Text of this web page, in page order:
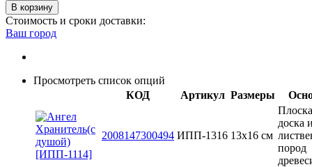
В корзину
Стоимость и сроки доставки:
Ваш город
Просмотреть список опций
КОД
Артикул Размеры
2008147300494 ИПП-1316 13x16 см
доска
пород